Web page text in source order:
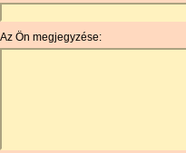
Az Ön megjegyzése: